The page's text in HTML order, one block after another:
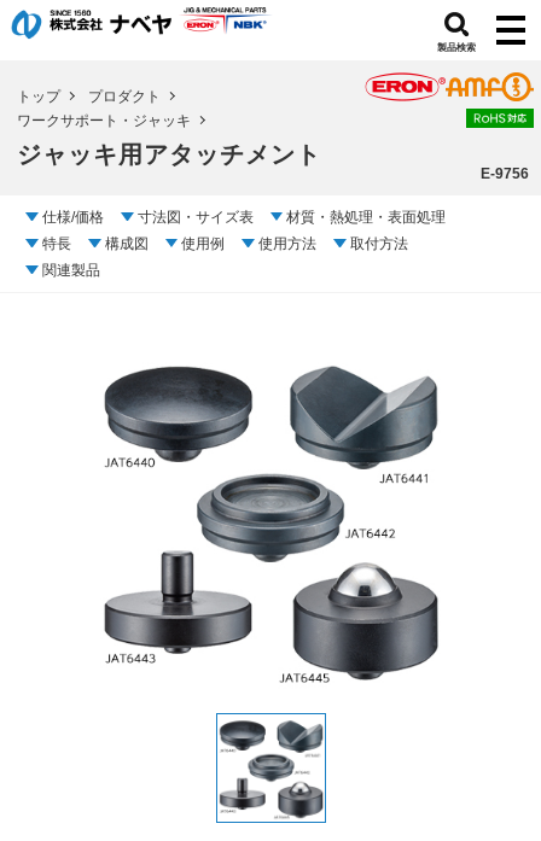
製品検索
トップ
プロダクト
ワークサポート・ジャッキ
ジャッキ用アタッチメント
E-9756
仕様/価格 寸法図・サイズ表
材質・熱処理・表面処理
特長
構成図 使用例 使用方法
取付方法
関連製品